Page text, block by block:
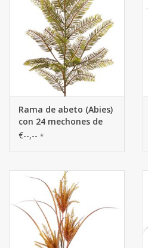
Rama de abeto (Abies)
con 24 mechones de
hojas con acículas (12
€--,-- *